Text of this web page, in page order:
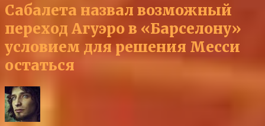
Сабалета назвал возможный
переход Агуэро в «Барселону»
условием для решения Месси
остаться